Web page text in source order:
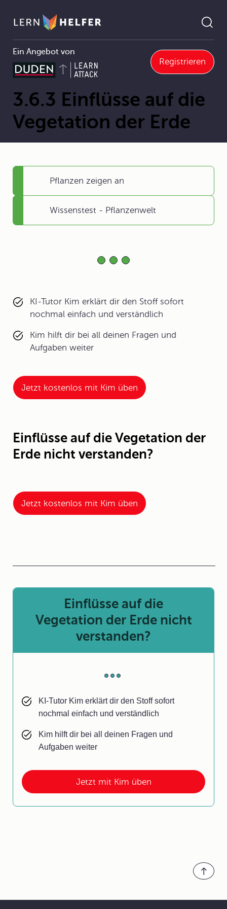
Ein Angebot von
Registrieren
Pfadnavigation
3.6 Pflanzenwelt 3.6.3 Einflüsse auf die Vegetation der Erde
3.6.3 Einflüsse auf die
Vegetation der Erde
Pflanzen zeigen an
Wissenstest - Pflanzenwelt
KI-Tutor Kim erklärt dir den Stoff sofort
nochmal einfach und verständlich
Kim hilft dir bei all deinen Fragen und
Aufgaben weiter
Jetzt kostenlos mit Kim üben
Einflüsse auf die Vegetation der
Erde nicht verstanden?
Jetzt kostenlos mit Kim üben
Jetzt mit Kim üben
Einflüsse auf die
Vegetation der Erde nicht
verstanden?
KI-Tutor Kim erklärt dir den Stoff sofort
nochmal einfach und verständlich
Kim hilft dir bei all deinen Fragen und
Aufgaben weiter